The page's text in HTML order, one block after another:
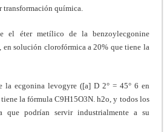
transformación química.
el éter metílico de la benzoylecgonine
en solución clorofórmica a 20% que tiene la
la ecgonina levogyre ([a] D 2° = 45° 6 en
la fórmula C9H15O3N. h2o, y todos los
que podrían servir industrialmente a su